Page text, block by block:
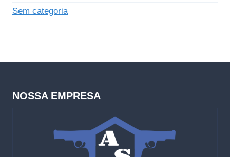
Sem categoria
NOSSA EMPRESA